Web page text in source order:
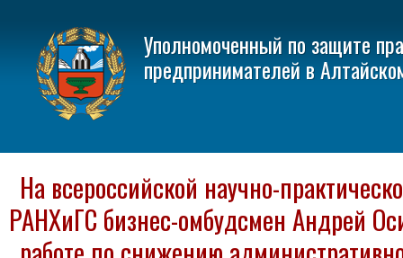
Уполномоченный по защите
предпринимателей в
На всероссийской научно-
РАНХиГС бизнес-омбудсмен Андрей